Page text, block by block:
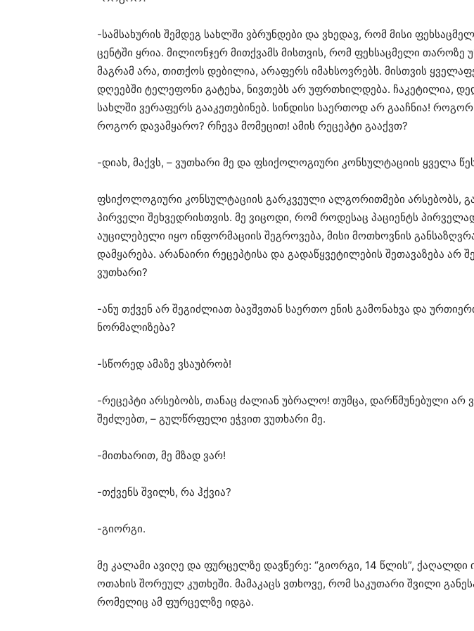
-სამსახურის შემდეგ სახლში ვბრუნდები და ვხედავ, რომ მისი
ცენტში ყრია. მილიონჯერ მითქვამს მისთვის, რომ ფეხსაცმელი თაროზე
მაგრამ არა, თითქოს დებილია, არაფერს იმახსოვრებს. მისთვის
დღეებში ტელეფონი გატეხა, ნივთებს არ უფრთხილდება. ჩაკეტილია,
სახლში ვერაფერს გააკეთებინებ. სინდისი საერთოდ არ გააჩნია!
როგორ დავამყარო? რჩევა მომეცით! ამის რეცეპტი გააქვთ?
-დიახ, მაქვს, – ვუთხარი მე და ფსიქოლოგიური კონსულტაციის ყველა
ფსიქოლოგიური კონსულტაციის გარკვეული ალგორითმები არსებობს,
პირველი შეხვედრისთვის. მე ვიცოდი, რომ როდესაც პაციენტს
აუცილებელი იყო ინფორმაციის შეგროვება, მისი მოთხოვნის
დამყარება. არანაირი რეცეპტისა და გადაწყვეტილების შეთავაზება არ
ვუთხარი?
-ანუ თქვენ არ შეგიძლიათ ბავშვთან საერთო ენის გამონახვა და
ნორმალიზება?
-სწორედ ამაზე ვსაუბრობ!
-რეცეპტი არსებობს, თანაც ძალიან უბრალო! თუმცა, დარწმუნებული არ
შეძლებთ, – გულწრფელი ეჭვით ვუთხარი მე.
-მითხარით, მე მზად ვარ!
-თქვენს შვილს, რა ჰქვია?
-გიორგი.
მე კალამი ავიღე და ფურცელზე დავწერე: “გიორგი, 14 წლის”, ქაღალდი
ოთახის შორეულ კუთხეში. მამაკაცს ვთხოვე, რომ საკუთარი შვილი
რომელიც ამ ფურცელზე იდგა.